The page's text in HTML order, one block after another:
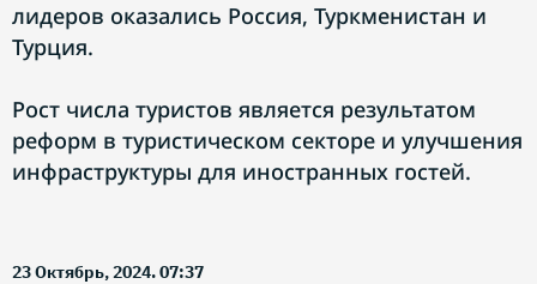
лидеров оказались Россия, Туркменистан и
Турция.
Рост числа туристов является результатом
реформ в туристическом секторе и улучшения
инфраструктуры для иностранных гостей.
23 Октябрь, 2024. 07:37